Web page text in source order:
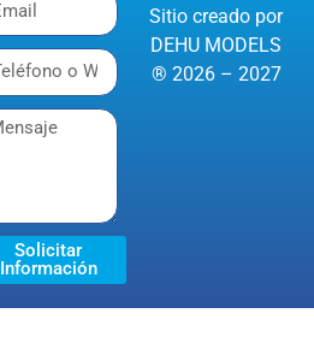
Solicitar
Información
Sitio creado por
DEHU MODELS
® 2026 – 2027